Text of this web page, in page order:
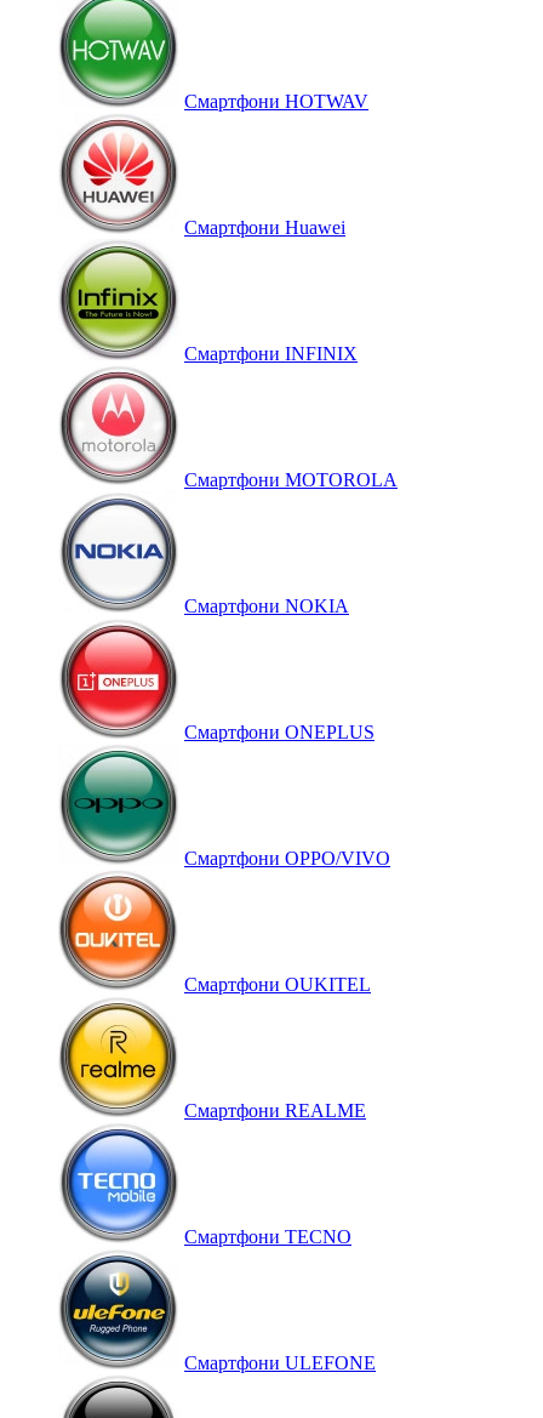
Смартфони HOTWAV
Смартфони Huawei
Смартфони INFINIX
Смартфони MOTOROLA
Смартфони NOKIA
Смартфони ONEPLUS
Смартфони OPPO/VIVO
Смартфони OUKITEL
Смартфони REALME
Смартфони TECNO
Смартфони ULEFONE